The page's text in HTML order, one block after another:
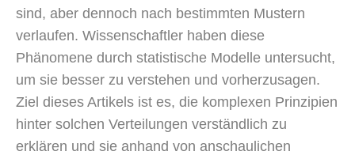
sind, aber dennoch nach bestimmten Mustern
verlaufen. Wissenschaftler haben diese
Phänomene durch statistische Modelle untersucht,
um sie besser zu verstehen und vorherzusagen.
Ziel dieses Artikels ist es, die komplexen Prinzipien
hinter solchen Verteilungen verständlich zu
erklären und sie anhand von anschaulichen